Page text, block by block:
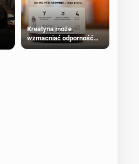
Kreatyna może
wzmacniać odporność
przeciw nowotworom